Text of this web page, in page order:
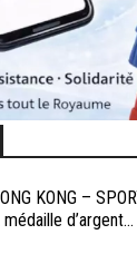
KONG –
médaille d’argent...